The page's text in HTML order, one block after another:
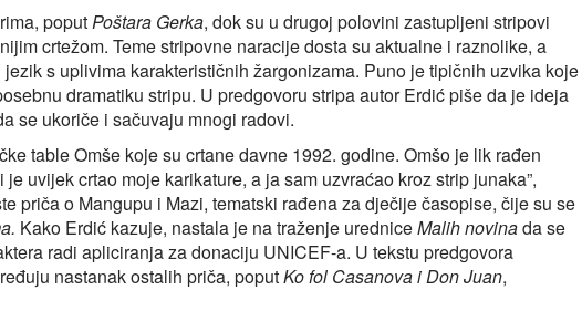
poput Poštara Gerka, dok su u drugoj polovini zastupljeni stripovi
crtežom. Teme stripovne naracije dosta su aktualne i raznolike, a
s uplivima karakterističnih žargonizama. Puno je tipičnih uzvika koje
dramatiku stripu. U predgovoru stripa autor Erdić piše da je ideja
se ukoriče i sačuvaju mnogi radovi.
table Omše koje su crtane davne 1992. godine. Omšo je lik rađen
uvijek crtao moje karikature, a ja sam uzvraćao kroz strip junaka”,
priča o Mangupu i Mazi, tematski rađena za dječije časopise, čije su se
Kako Erdić kazuje, nastala je na traženje uredniceMalih novinada se
radi apliciranja za donaciju UNICEF-a. U tekstu predgovora
nastanak ostalih priča, poputKo fol Casanova i Don Juan,